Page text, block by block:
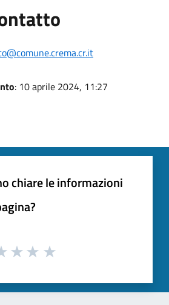
: 10 aprile 2024, 11:27
chiare le informazioni